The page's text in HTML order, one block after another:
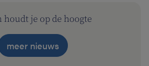
houdt je op de hoogte
meer nieuws